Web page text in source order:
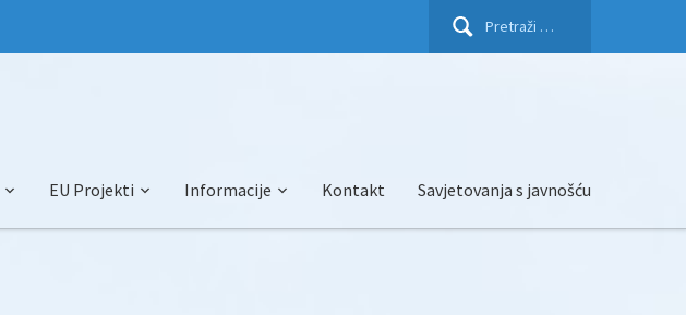
Pretraži:
EU Projekti Informacije Kontakt Savjetovanja s javnošću